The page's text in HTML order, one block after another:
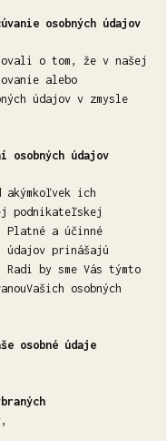
osobných údajov
o tom, že v našej
alebo
údajov v zmysle
osobných údajov
akýmkoľvek ich
podnikateľskej
Platné a účinné
údajov prinášajú
by sme Vás týmto
osobných
osobné údaje